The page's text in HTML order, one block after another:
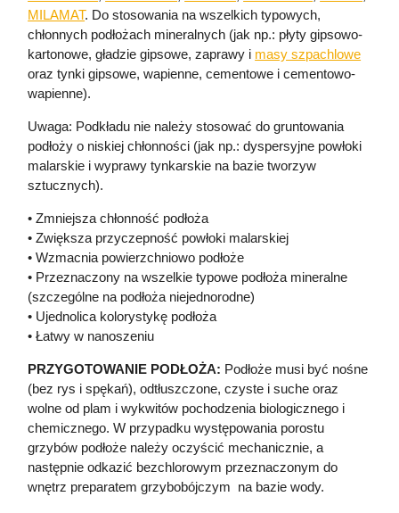
MILAMAT. Do stosowania na wszelkich typowych,
chłonnych podłożach mineralnych (jak np.: płyty gipsowo-
kartonowe, gładzie gipsowe, zaprawy i masy szpachlowe
oraz tynki gipsowe, wapienne, cementowe i cementowo-
wapienne).
Uwaga: Podkładu nie należy stosować do gruntowania
podłoży o niskiej chłonności (jak np.: dyspersyjne powłoki
malarskie i wyprawy tynkarskie na bazie tworzyw
sztucznych).
• Zmniejsza chłonność podłoża
• Zwiększa przyczepność powłoki malarskiej
• Wzmacnia powierzchniowo podłoże
• Przeznaczony na wszelkie typowe podłoża mineralne
(szczególne na podłoża niejednorodne)
• Ujednolica kolorystykę podłoża
• Łatwy w nanoszeniu
PRZYGOTOWANIE PODŁOŻA: Podłoże musi być nośne
(bez rys i spękań), odtłuszczone, czyste i suche oraz
wolne od plam i wykwitów pochodzenia biologicznego i
chemicznego. W przypadku występowania porostu
grzybów podłoże należy oczyścić mechanicznie, a
następnie odkazić bezchlorowym przeznaczonym do
wnętrz preparatem grzybobójczym na bazie wody.